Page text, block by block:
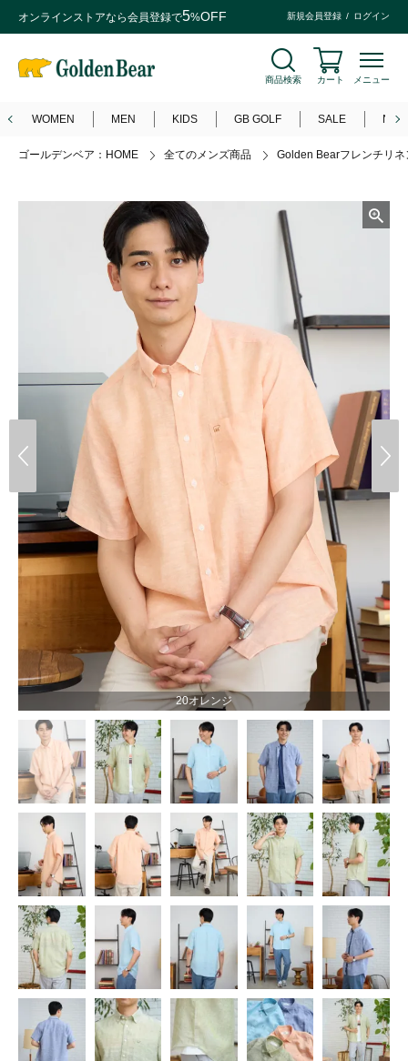
オンラインストアなら会員登録で5%OFF 新規会員登録 ログイン
商品検索 カート メニュー
WOMEN MEN KIDS GB GOLF SALE
ゴールデンベア：HOME 全てのメンズ商品 Golden Bearフレンチリ
20オレンジ